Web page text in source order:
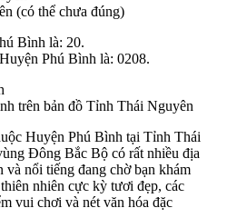
(có thể chưa đúng)
Bình là: 20.
Phú Bình là: 0208.
trên bản đồ Tỉnh Thái Nguyên
Huyện Phú Bình tại Tỉnh Thái
Đông Bắc Bộ có rất nhiều địa
và nổi tiếng đang chờ bạn khám
nhiên cực kỳ tươi đẹp, các
vui chơi và nét văn hóa đặc